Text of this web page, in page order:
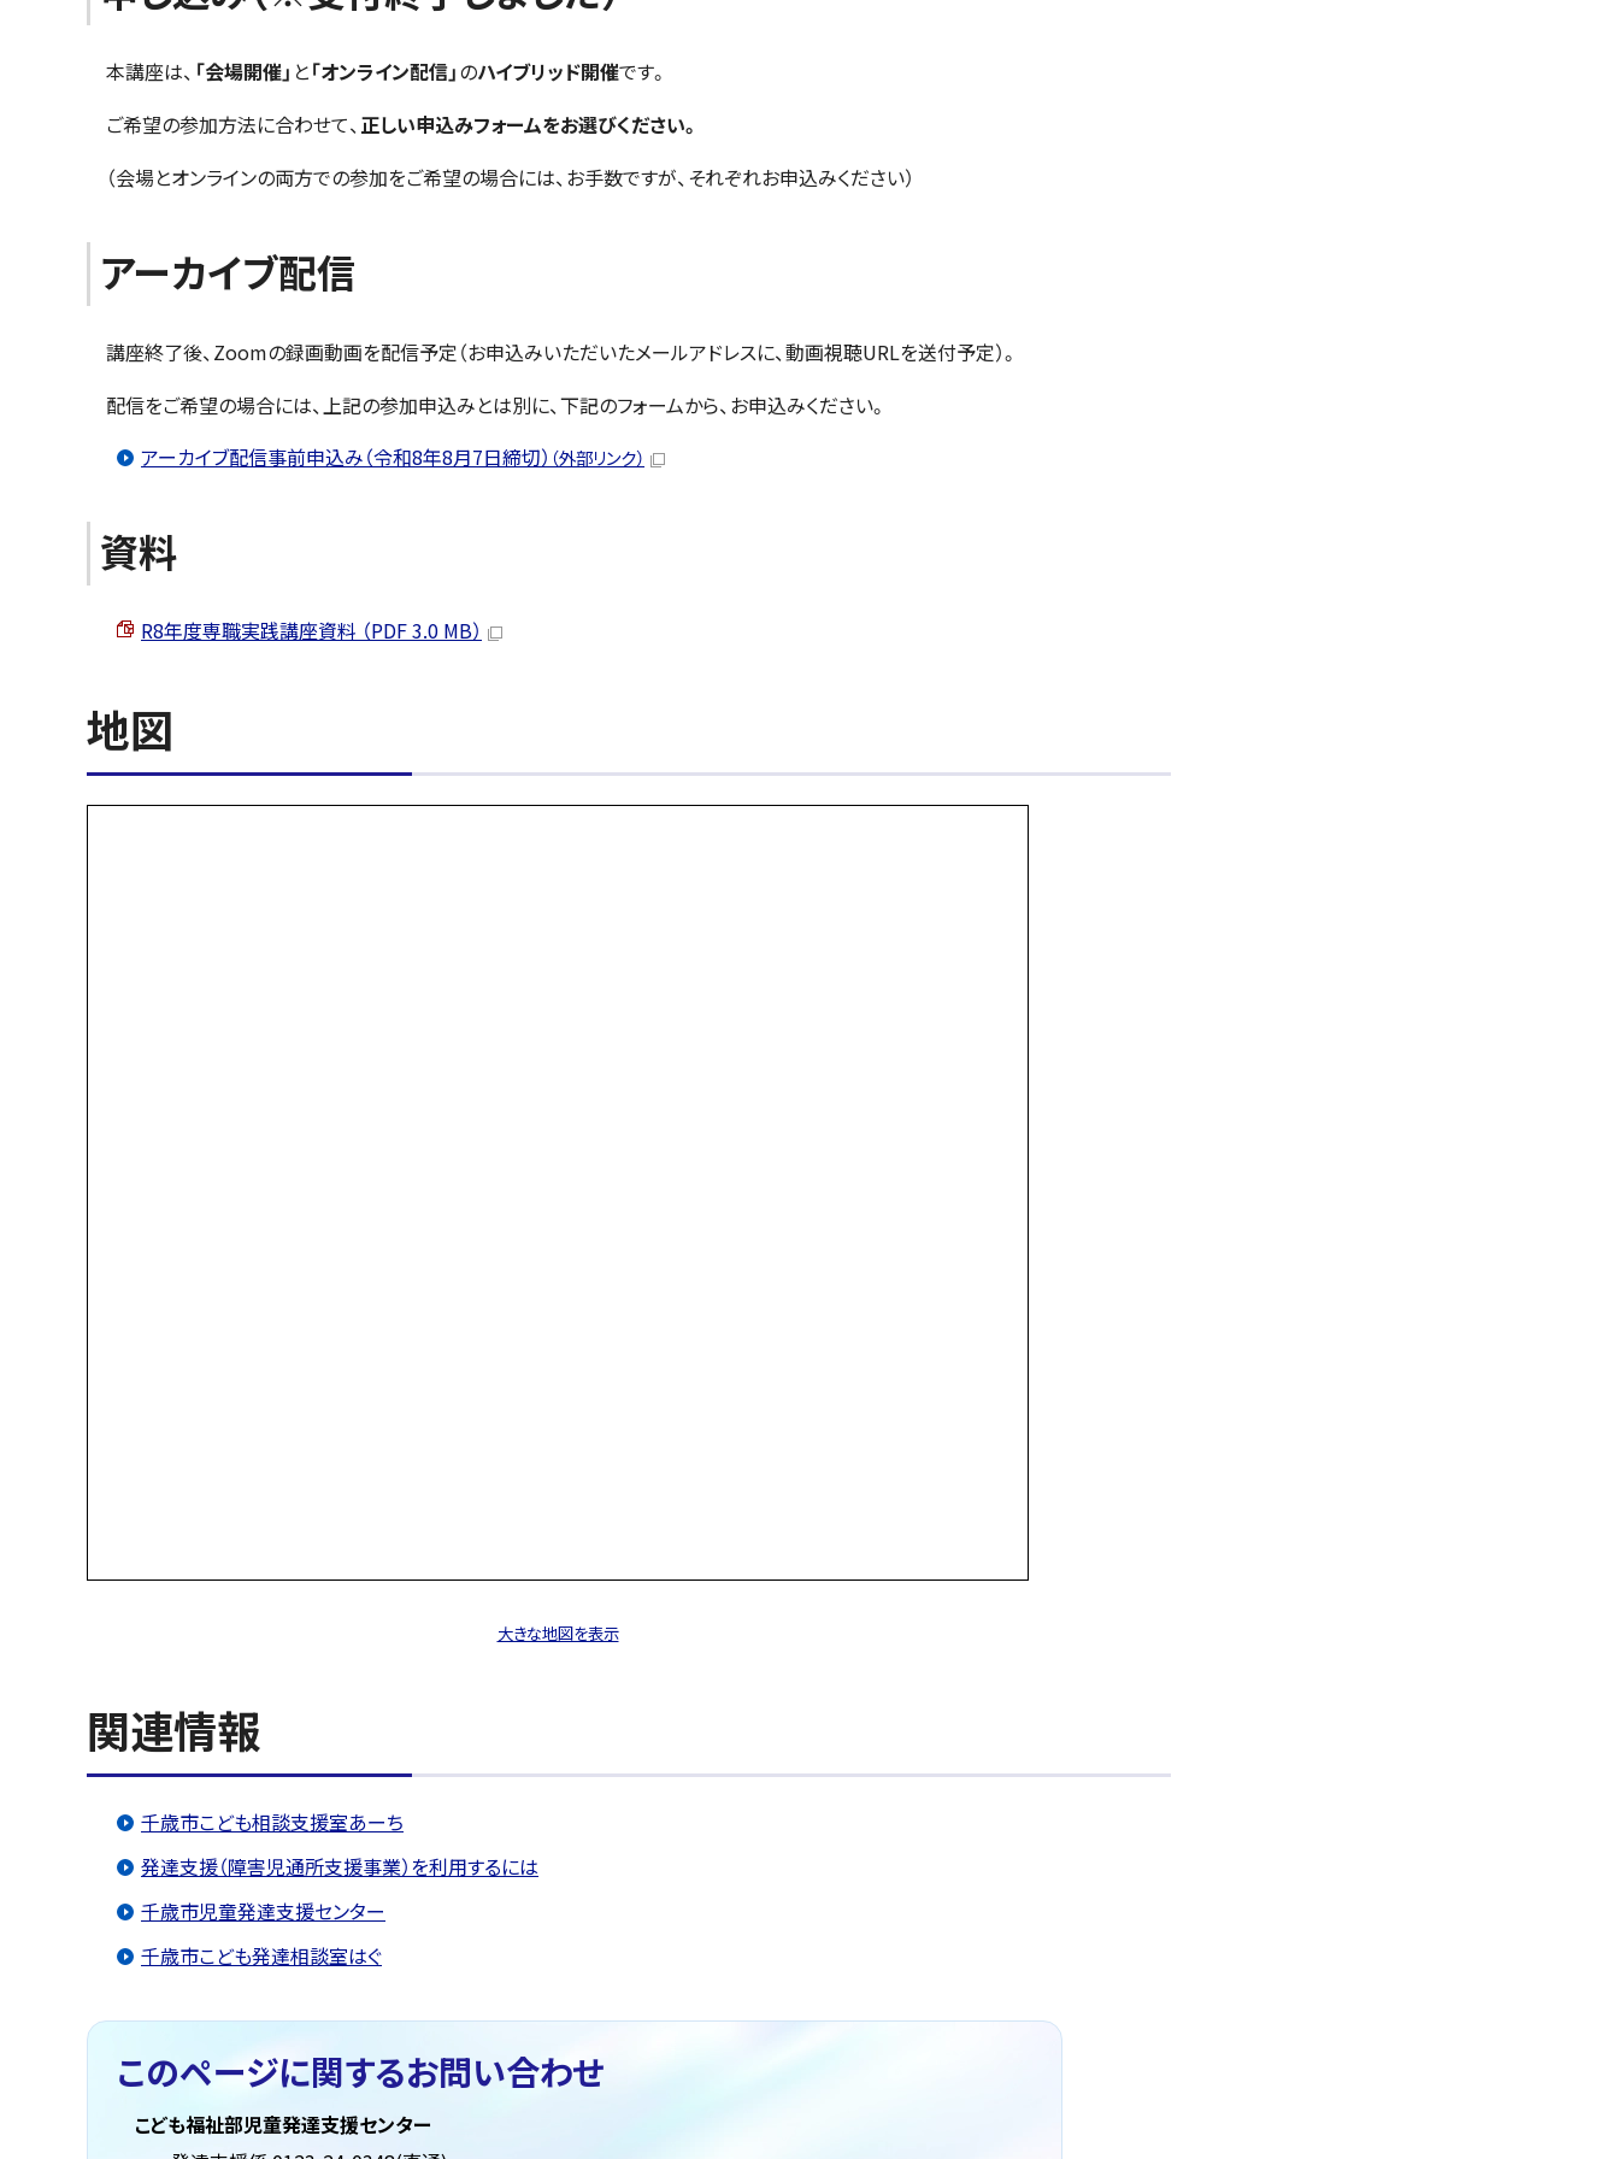
本講座は、 「会場開催」 と「オンライン配信」のハイブリッド開催です。
ご希望の参加方法に合わせて、正しい申込みフォームをお選びください。
（会場とオンラインの両方での参加をご希望の場合には、お手数ですが、それぞれお申込みください）
アーカイブ配信
講座終了後、Zoomの録画動画を配信予定（お申込みいただいたメールアドレスに、動画視聴URLを送付予定）。
配信をご希望の場合には、上記の参加申込みとは別に、下記のフォームから、お申込みください。
アーカイブ配信事前申込み（令和8年8月7日締切） （外部リンク）
資料
R8年度専職実践講座資料 （PDF 3.0 MB）
地図
大きな地図を表示
関連情報
千歳市こども相談支援室あーち
発達支援（障害児通所支援事業）を利用するには
千歳市児童発達支援センター
千歳市こども発達相談室はぐ
このページに関するお問い合わせ
こども福祉部児童発達支援センター